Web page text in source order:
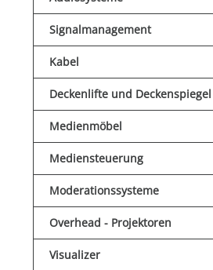
Signalmanagement
Kabel
Deckenlifte und Deckenspiegel
Medienmöbel
Mediensteuerung
Moderationssysteme
Overhead - Projektoren
Visualizer